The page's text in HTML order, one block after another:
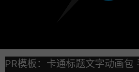
PR模板：卡通标题文字动画包